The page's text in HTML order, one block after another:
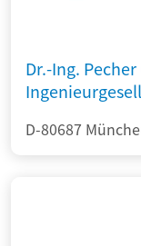
Dr.-Ing.
D-80687